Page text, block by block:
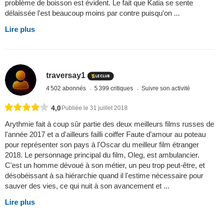
problème de boisson est évident. Le fait que Katia se sente
délaissée l'est beaucoup moins par contre puisqu'on ...
Lire plus
traversay1
4 502 abonnés 5 399 critiques Suivre son activité
4,0 Publiée le 31 juillet 2018
Arythmie fait à coup sûr partie des deux meilleurs films russes de
l'année 2017 et a d'ailleurs failli coiffer Faute d'amour au poteau
pour représenter son pays à l'Oscar du meilleur film étranger
2018. Le personnage principal du film, Oleg, est ambulancier.
C'est un homme dévoué à son métier, un peu trop peut-être, et
désobéissant à sa hiérarchie quand il l'estime nécessaire pour
sauver des vies, ce qui nuit à son avancement et ...
Lire plus